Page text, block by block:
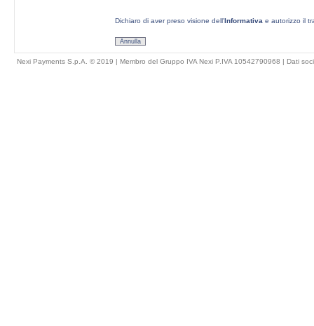
Dichiaro di aver preso visione dell'Informativa e autorizzo il
Annulla
Nexi Payments S.p.A. © 2019 | Membro del Gruppo IVA Nexi P.IVA 10542790968 | Dati